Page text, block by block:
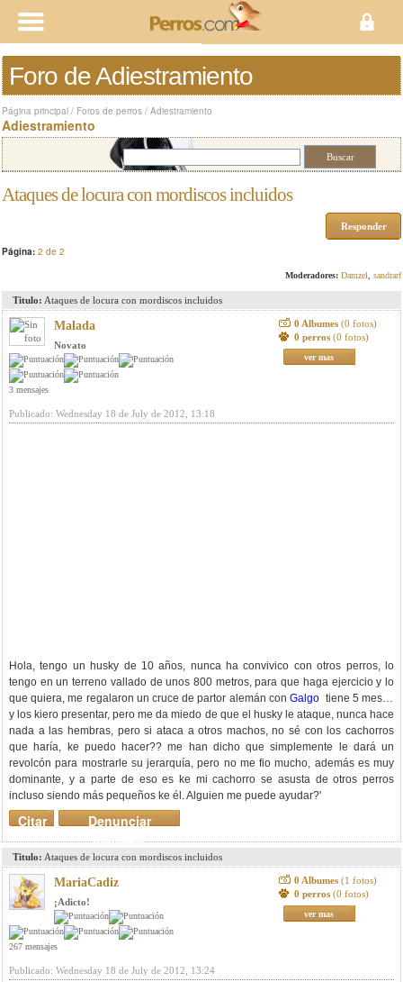
Foro de Adiestramiento
Página principal / Foros de perros / Adiestramiento
Adiestramiento
Ataques de locura con mordiscos incluidos
Responder
Página: 2 de 2
Moderadores: Damzel sandrarf
Titulo: Ataques de locura con mordiscos incluidos
Malada
Novato
3 mensajes
0 Albumes (0 fotos)
0 perros (0 fotos)
ver mas
Publicado: Wednesday 18 de July de 2012, 13:18
Hola, tengo un husky de 10 años, nunca ha convivico con otros perros, lo
tengo en un terreno vallado de unos 800 metros, para que haga ejercicio y lo
que quiera, me regalaron un cruce de partor alemán conGalgo tiene 5 meses
y los kiero presentar, pero me da miedo de que el husky le ataque, nunca hace
nada a las hembras, pero si ataca a otros machos, no sé con los cachorros
que haría, ke puedo hacer?? me han dicho que simplemente le dará un
revolcón para mostrarle su jerarquía, pero no me fio mucho, además es muy
dominante, y a parte de eso es ke mi cachorro se asusta de otros perros
incluso siendo más pequeños ke él. Alguien me puede ayudar?'
Denunciar
mensaje
Citar
Titulo: Ataques de locura con mordiscos incluidos
MariaCadiz
¡Adicto!
267 mensajes
0 Albumes (1 fotos)
0 perros (0 fotos)
ver mas
Publicado: Wednesday 18 de July de 2012, 13:24